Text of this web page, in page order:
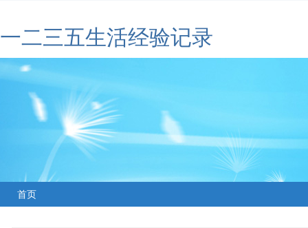
一二三五生活经验记录
首页